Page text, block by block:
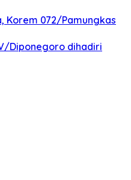
Korem 072/Pamungkas
Diponegoro dihadiri